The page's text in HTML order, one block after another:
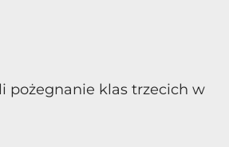
pożegnanie klas trzecich w